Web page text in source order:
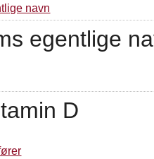
navn
egentlige
D